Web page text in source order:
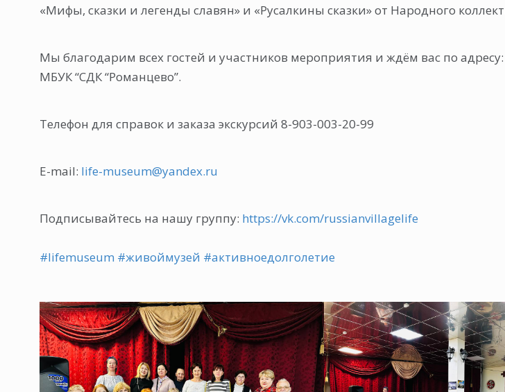
«Мифы, сказки и легенды славян» и «Русалкины сказки» от Народного
Мы благодарим всех гостей и участников мероприятия и ждём вас по
МБУК “СДК “Романцево”.
Телефон для справок и заказа экскурсий 8-903-003-20-99
E-mail: life-museum@yandex.ru
Подписывайтесь на нашу группу: https://vk.com/russianvillagelife
#lifemuseum #живоймузей #активноедолголетие